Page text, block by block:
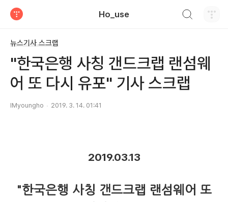
Ho_use
뉴스기사 스크랩
"한국은행 사칭 갠드크랩 랜섬웨
어 또 다시 유포" 기사 스크랩
IMyoungho 2019. 3. 14. 01:41
2019.03.13
"한국은행 사칭 갠드크랩 랜섬웨어 또